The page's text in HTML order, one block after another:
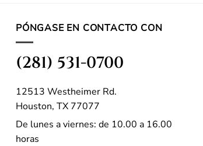
PÓNGASE EN CONTACTO CON
(281) 531-0700
12513 Westheimer Rd.
Houston, TX 77077
De lunes a viernes: de 10.00 a 16.00
horas